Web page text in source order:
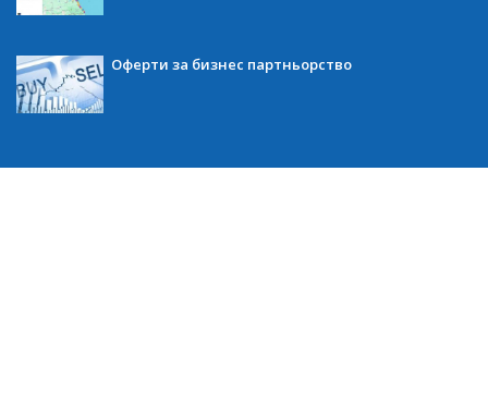
Оферти за бизнес партньорство